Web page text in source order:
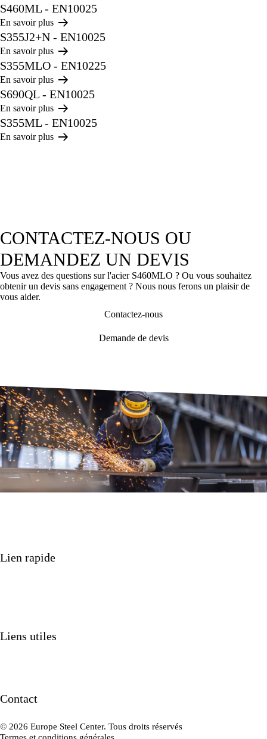
S460ML - EN10025
En savoir plus
S355J2+N - EN10025
En savoir plus
S355MLO - EN10225
En savoir plus
S690QL - EN10025
En savoir plus
S355ML - EN10025
En savoir plus
CONTACTEZ-NOUS OU
DEMANDEZ UN DEVIS
Vous avez des questions sur l'acier S460MLO ? Ou vous souhaitez
obtenir un devis sans engagement ? Nous nous ferons un plaisir de
vous aider.
Contactez-nous
Demande de devis
Lien rapide
Liens utiles
Contact
© 2026 Europe Steel Center. Tous droits réservés